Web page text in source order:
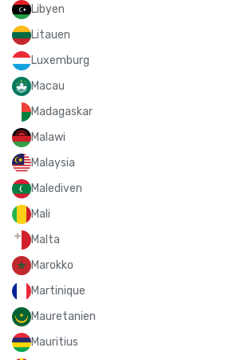
Libyen
Litauen
Luxemburg
Macau
Madagaskar
Malawi
Malaysia
Malediven
Mali
Malta
Marokko
Martinique
Mauretanien
Mauritius